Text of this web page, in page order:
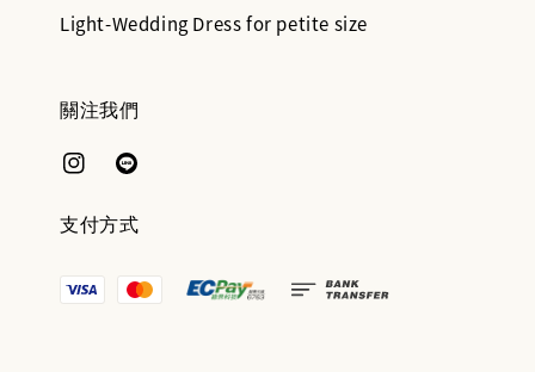
Light-Wedding Dress for petite size
關注我們
支付方式